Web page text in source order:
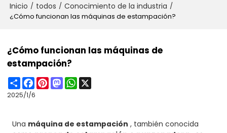
Inicio / todos / Conocimiento de la industria /
¿Cómo funcionan las máquinas de estampación?
¿Cómo funcionan las máquinas de
estampación?
ShareFacebook
PinterestMastodonWhatsApp
2025/1/6
Una máquina de estampación , también conocida